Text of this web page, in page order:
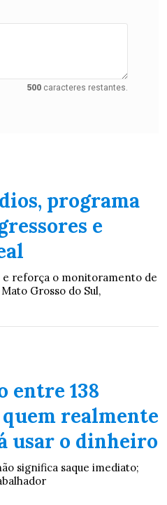
500caracteres restantes.
programa
e
e reforça o monitoramento de
Grosso do Sul,
entre 138
realmente
usar o dinheiro
significa saque imediato;